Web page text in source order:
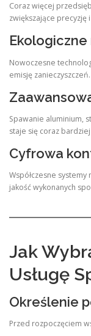
Coraz więcej
zwiększające precyzję
Ekologiczne
Nowoczesne
emisję zanieczyszczeń.
Spawanie aluminium,
staje się coraz
Cyfrowa
Współczesne
jakość wykonanych
Jak
Usługę
Określenie
Przed rozpoczęciem